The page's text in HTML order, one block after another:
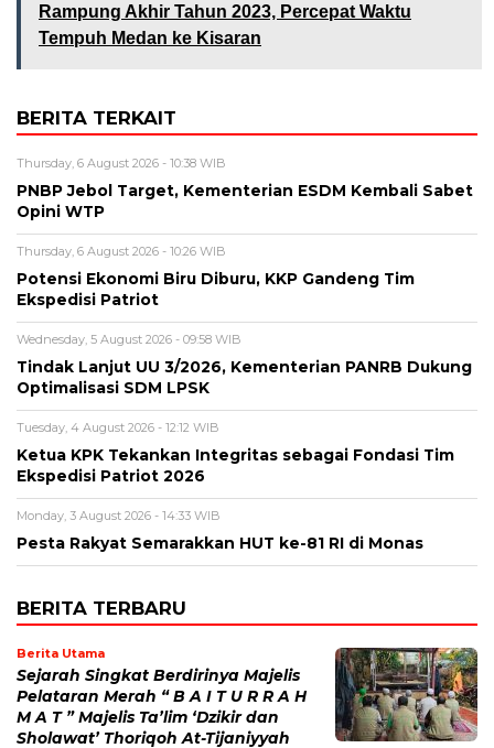
Rampung Akhir Tahun 2023, Percepat Waktu
Tempuh Medan ke Kisaran
BERITA TERKAIT
Thursday, 6 August 2026 - 10:38 WIB
PNBP Jebol Target, Kementerian ESDM Kembali Sabet
Opini WTP
Thursday, 6 August 2026 - 10:26 WIB
Potensi Ekonomi Biru Diburu, KKP Gandeng Tim
Ekspedisi Patriot
Wednesday, 5 August 2026 - 09:58 WIB
Tindak Lanjut UU 3/2026, Kementerian PANRB Dukung
Optimalisasi SDM LPSK
Tuesday, 4 August 2026 - 12:12 WIB
Ketua KPK Tekankan Integritas sebagai Fondasi Tim
Ekspedisi Patriot 2026
Monday, 3 August 2026 - 14:33 WIB
Pesta Rakyat Semarakkan HUT ke-81 RI di Monas
BERITA TERBARU
Berita Utama
Sejarah Singkat Berdirinya Majelis
Pelataran Merah “ B A I T U R R A H
M A T ” Majelis Ta’lim ‘Dzikir dan
Sholawat’ Thoriqoh At-Tijaniyyah